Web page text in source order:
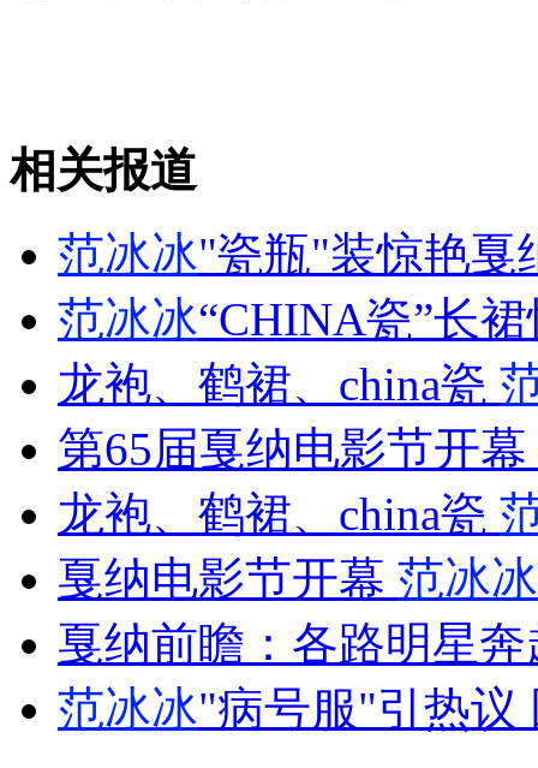
山西运城恶犬咬伤多人 警民合力深夜将其击毙
女孩北京地铁殴打老人 痛下狠手拳打脚踢
无痛分娩是否安全 医生回应
外交部：反对强权政治霸凌主义
外交部：有关国家言论片面不公正
安徽一实载49人客车翻车
相关报道
范冰冰"瓷瓶"装惊艳戛
范冰冰“CHINA瓷”长
龙袍、鹤裙、china瓷
第65届戛纳电影节开幕
龙袍、鹤裙、china瓷
戛纳电影节开幕 范冰冰
戛纳前瞻：各路明星
范冰冰"病号服"引热议